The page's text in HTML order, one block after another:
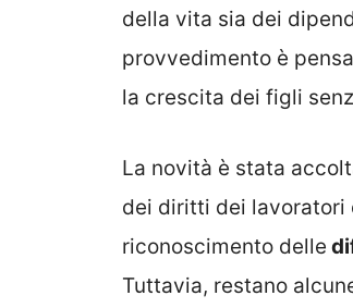
della vita sia dei
provvedimento è
la crescita dei figli
La novità è stata
dei diritti dei lavoratori
riconoscimento delle
Tuttavia, restano